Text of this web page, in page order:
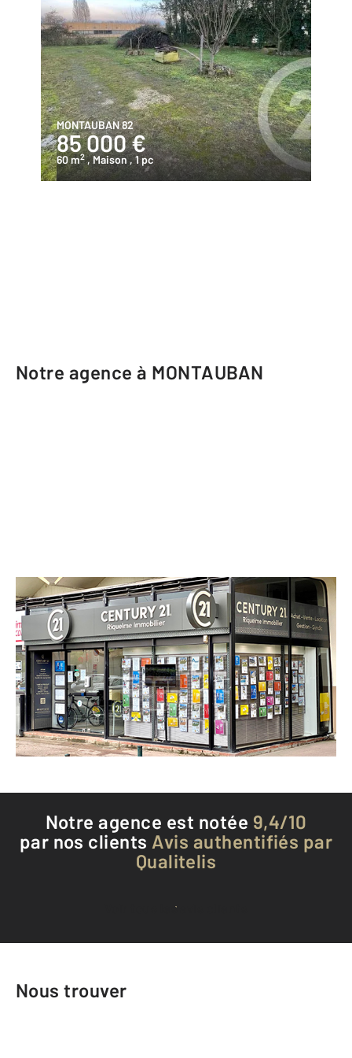
MONTAUBAN 82
85 000 €
60 m2 , Maison, 1 pc
Notre agence à MONTAUBAN
CENTURY 21 Riquelme Immobilier
1029 boulevard Blaise Doumerc
MONTAUBAN - 82000
Envoyer un message
Téléphoner à l'agence
Notre agence est notée 9,4/10
par nos clients Avis authentifiés par
Qualitelis
Voir tous les avis clients
Nous trouver